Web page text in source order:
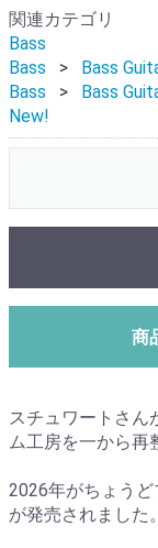
関連カテゴリ
Bass
Bass
Bass
Bass
Bass
New!
商
スチュワートさん
ム工房を一から再
2026年がちょう
が発売されました。